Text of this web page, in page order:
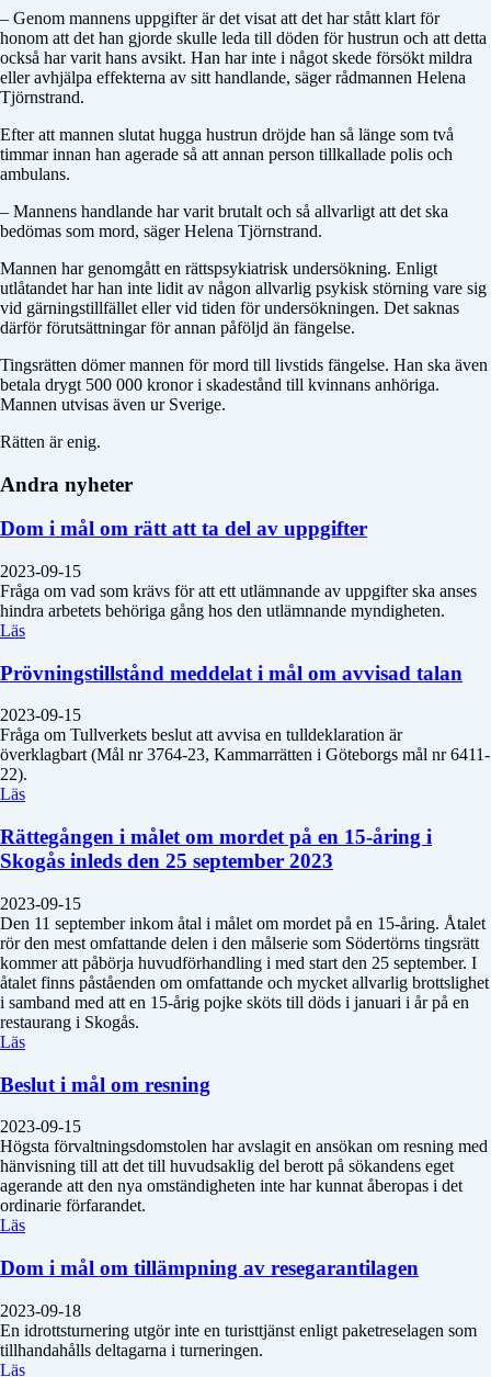
– Genom mannens uppgifter är det visat att det har stått klart för
honom att det han gjorde skulle leda till döden för hustrun och att detta
också har varit hans avsikt. Han har inte i något skede försökt mildra
eller avhjälpa effekterna av sitt handlande, säger rådmannen Helena
Tjörnstrand.
Efter att mannen slutat hugga hustrun dröjde han så länge som två
timmar innan han agerade så att annan person tillkallade polis och
ambulans.
– Mannens handlande har varit brutalt och så allvarligt att det ska
bedömas som mord, säger Helena Tjörnstrand.
Mannen har genomgått en rättspsykiatrisk undersökning. Enligt
utlåtandet har han inte lidit av någon allvarlig psykisk störning vare sig
vid gärningstillfället eller vid tiden för undersökningen. Det saknas
därför förutsättningar för annan påföljd än fängelse.
Tingsrätten dömer mannen för mord till livstids fängelse. Han ska även
betala drygt 500 000 kronor i skadestånd till kvinnans anhöriga.
Mannen utvisas även ur Sverige.
Rätten är enig.
Andra nyheter
Dom i mål om rätt att ta del av uppgifter
2023-09-15
Fråga om vad som krävs för att ett utlämnande av uppgifter ska anses
hindra arbetets behöriga gång hos den utlämnande myndigheten.
Läs
Prövningstillstånd meddelat i mål om avvisad talan
2023-09-15
Fråga om Tullverkets beslut att avvisa en tulldeklaration är
överklagbart (Mål nr 3764-23, Kammarrätten i Göteborgs mål nr 6411-
22).
Läs
Rättegången i målet om mordet på en 15-åring i
Skogås inleds den 25 september 2023
2023-09-15
Den 11 september inkom åtal i målet om mordet på en 15-åring. Åtalet
rör den mest omfattande delen i den målserie som Södertörns tingsrätt
kommer att påbörja huvudförhandling i med start den 25 september. I
åtalet finns påståenden om omfattande och mycket allvarlig brottslighet
i samband med att en 15-årig pojke sköts till döds i januari i år på en
restaurang i Skogås.
Läs
Beslut i mål om resning
2023-09-15
Högsta förvaltningsdomstolen har avslagit en ansökan om resning med
hänvisning till att det till huvudsaklig del berott på sökandens eget
agerande att den nya omständigheten inte har kunnat åberopas i det
ordinarie förfarandet.
Läs
Dom i mål om tillämpning av resegarantilagen
2023-09-18
En idrottsturnering utgör inte en turisttjänst enligt paketreselagen som
tillhandahålls deltagarna i turneringen.
Läs